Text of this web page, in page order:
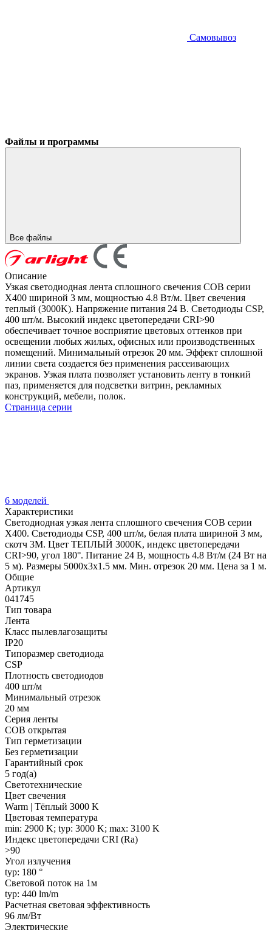
Самовывоз
Файлы и программы
Все файлы
Описание
Узкая светодиодная лента сплошного свечения COB серии
X400 шириной 3 мм, мощностью 4.8 Вт/м. Цвет свечения
теплый (3000K). Напряжение питания 24 В. Светодиоды CSP,
400 шт/м. Высокий индекс цветопередачи CRI>90
обеспечивает точное восприятие цветовых оттенков при
освещении любых жилых, офисных или производственных
помещений. Минимальный отрезок 20 мм. Эффект сплошной
линии света создается без применения рассеивающих
экранов. Узкая плата позволяет установить ленту в тонкий
паз, применяется для подсветки витрин, рекламных
конструкций, мебели, полок.
Страница серии
6 моделей
Характеристики
Светодиодная узкая лента сплошного свечения COB серии
X400. Светодиоды CSP, 400 шт/м, белая плата шириной 3 мм,
скотч 3M. Цвет ТЕПЛЫЙ 3000K, индекс цветопередачи
CRI>90, угол 180°. Питание 24 В, мощность 4.8 Вт/м (24 Вт на
5 м). Размеры 5000х3х1.5 мм. Мин. отрезок 20 мм. Цена за 1 м.
Общие
Артикул
041745
Тип товара
Лента
Класс пылевлагозащиты
IP20
Типоразмер светодиода
CSP
Плотность светодиодов
400 шт/м
Минимальный отрезок
20 мм
Серия ленты
COB открытая
Тип герметизации
Без герметизации
Гарантийный срок
5 год(а)
Светотехнические
Цвет свечения
Warm | Тёплый 3000 K
Цветовая температура
min: 2900 K; typ: 3000 K; max: 3100 K
Индекс цветопередачи CRI (Ra)
>90
Угол излучения
typ: 180 °
Световой поток на 1м
typ: 440 lm/m
Расчетная световая эффективность
96 лм/Вт
Электрические